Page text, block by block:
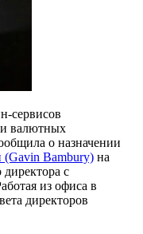
сервисов
валютных
о назначении
(Gavin Bambury) на
с
из офиса в
директоров